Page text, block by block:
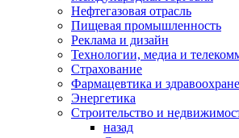
Нефтегазовая отрасль
Пищевая промышленность
Реклама и дизайн
Технологии, медиа и
Страхование
Фармацевтика и
Энергетика
Строительство и
назад